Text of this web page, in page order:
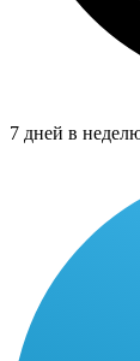
7 дней в